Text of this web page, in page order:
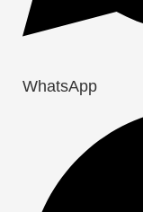
WhatsApp